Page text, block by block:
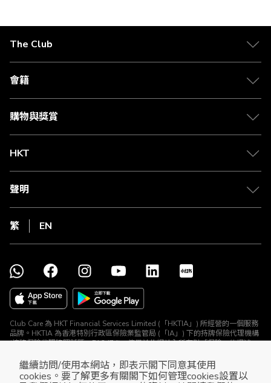
繼續訪問/使用本網站，即表示閣下同意其使用
cookies。要了解更多有關閣下如何管理cookies設置以
The Club
會籍
購物與獎賞
HKT
聲明
繁 EN
Club Care 為 HKT Financial Services Limited (「HKTIA」) 所經營的一個服務
品牌。HKTIA 為香港特別行政區保險業監管局 (「IA」) 下的持牌保險代理機構
(持牌保險代理牌照號碼：FA2474)。使用於此網站內所有對「保險」的提述、
(「The Club」) 、The Club Travel Services Limited (「Club Travel」) 及香港
電訊集團所有其他公司 (HKTIA除外) 並沒有就相關保險產品或推廣安排任何保